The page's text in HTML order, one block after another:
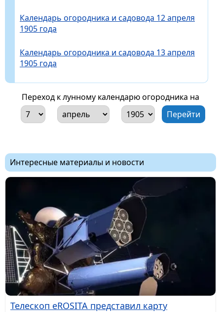
Календарь огородника и садовода 12 апреля
1905 года
Календарь огородника и садовода 13 апреля
1905 года
Переход к лунному календарю огородника на
Интересные материалы и новости
Телескоп eROSITA представил карту